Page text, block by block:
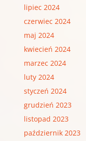
lipiec 2024
czerwiec 2024
maj 2024
kwiecień 2024
marzec 2024
luty 2024
styczeń 2024
grudzień 2023
listopad 2023
październik 2023